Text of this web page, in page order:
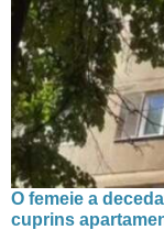
O femeie a
cuprins